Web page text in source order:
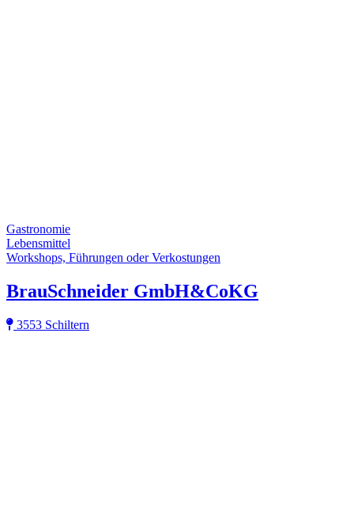
Gastronomie
Lebensmittel
Workshops, Führungen oder Verkostungen
BrauSchneider GmbH&CoKG
3553 Schiltern